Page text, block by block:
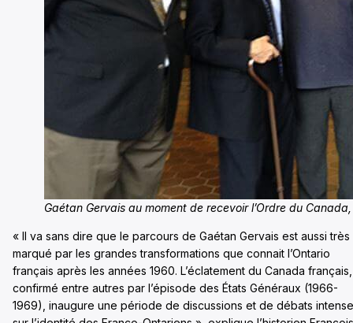
Gaétan Gervais au moment de recevoir l’Ordre du
« Il va sans dire que le parcours de Gaétan Gervais est aussi très
marqué par les grandes transformations que connait l’Ontario
français après les années 1960. L’éclatement du Canada français,
confirmé entre autres par l’épisode des États Généraux (1966-
1969), inaugure une période de discussions et de débats